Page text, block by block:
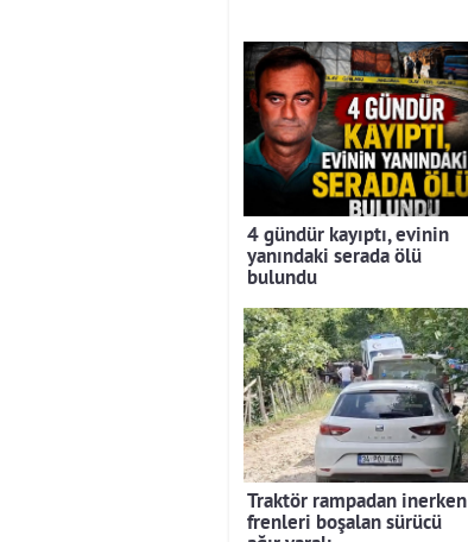
4 gündür kayıptı, evinin
yanındaki serada ölü
bulundu
Traktör rampadan inerken
frenleri boşalan sürücü